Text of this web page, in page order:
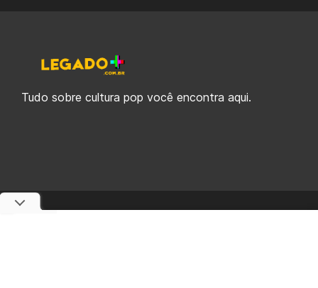
Tudo sobre cultura pop você encontra aqui.